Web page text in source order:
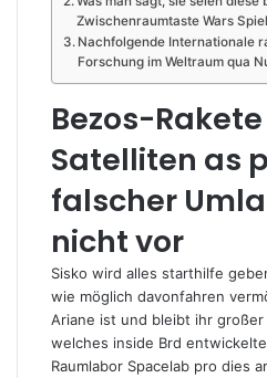
Zwischenraumtaste Wars
Nachfolgende Internationale
Forschung im Weltraum qua
Bezos-
Satelliten as
falscher
nicht vor
Sisko wird alles starthilfe
wie möglich davonfahren
Ariane ist und bleibt ihr
welches inside Brd
Raumlabor Spacelab pro dies